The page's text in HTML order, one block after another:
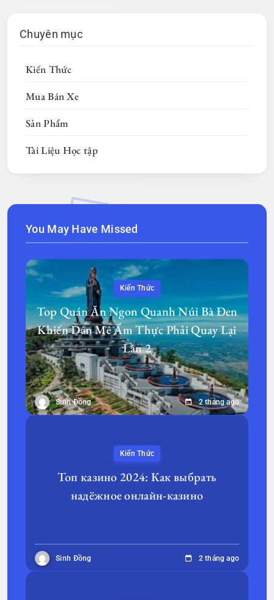
Chuyên mục
Kiến Thức
Mua Bán Xe
Sản Phẩm
Tài Liệu Học tập
You May Have Missed
Kiến Thức
Top Quán Ăn Ngon Quanh Núi Bà Đen
Khiến Dân Mê Ẩm Thực Phải Quay Lại
Lần 2
Sinh Đồng 2 tháng ago
Kiến Thức
Топ казино 2024: Как выбрать
надёжное онлайн-казино
Sinh Đồng 2 tháng ago